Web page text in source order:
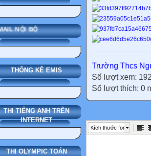
MAIL NỘI BỘ
THỐNG KÊ EMIS
THI TIẾNG ANH TRÊN
INTERNET
THI OLYMPIC TOÁN
Trường Thcs
Số lượt xem:
Số lượt thích: 0
Kích thước font